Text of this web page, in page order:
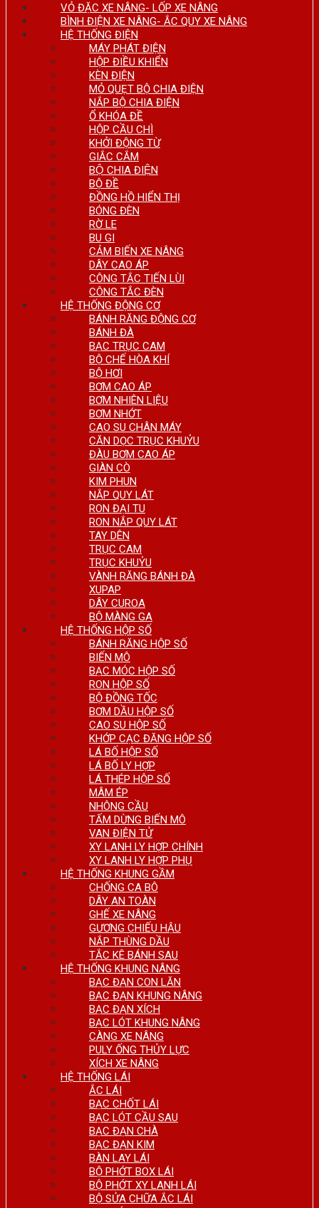
VỎ ĐẶC XE NÂNG- LỐP XE NÂNG
BÌNH ĐIỆN XE NÂNG- ẮC QUY XE NÂNG
HỆ THỐNG ĐIỆN
MÁY PHÁT ĐIỆN
HỘP ĐIỀU KHIỂN
KÈN ĐIỆN
MỎ QUẸT BỘ CHIA ĐIỆN
NẮP BỘ CHIA ĐIỆN
Ổ KHÓA ĐỀ
HỘP CẦU CHÌ
KHỞI ĐỘNG TỪ
GIẮC CẮM
BỘ CHIA ĐIỆN
BỘ ĐỀ
ĐỒNG HỒ HIỂN THỊ
BÓNG ĐÈN
RỜ LE
BU GI
CẢM BIẾN XE NÂNG
DÂY CAO ÁP
CÔNG TẮC TIẾN LÙI
CÔNG TẮC ĐÈN
HỆ THỐNG ĐỘNG CƠ
BÁNH RĂNG ĐỘNG CƠ
BÁNH ĐÀ
BẠC TRỤC CAM
BỘ CHẾ HÒA KHÍ
BỘ HƠI
BƠM CAO ÁP
BƠM NHIÊN LIỆU
BƠM NHỚT
CAO SU CHÂN MÁY
CĂN DỌC TRỤC KHUỶU
ĐÀU BƠM CAO ÁP
GIÀN CÒ
KIM PHUN
NẮP QUY LÁT
RON ĐẠI TU
RON NẮP QUY LÁT
TAY DÊN
TRỤC CAM
TRỤC KHUỶU
VÀNH RĂNG BÁNH ĐÀ
XUPAP
DÂY CUROA
BỘ MÀNG GA
HỆ THỐNG HỘP SỐ
BÁNH RĂNG HỘP SỐ
BIẾN MÔ
BẠC MÓC HỘP SỐ
RON HỘP SỐ
BỘ ĐỒNG TỐC
BƠM DẦU HỘP SỐ
CAO SU HỘP SỐ
KHỚP CẠC ĐĂNG HỘP SỐ
LÁ BỐ HỘP SỐ
LÁ BỐ LY HỢP
LÁ THÉP HỘP SỐ
MÂM ÉP
NHÔNG CẦU
TẤM DỪNG BIẾN MÔ
VAN ĐIỆN TỬ
XY LANH LY HỢP CHÍNH
XY LANH LY HỢP PHỤ
HỆ THỐNG KHUNG GẦM
CHỐNG CA BÔ
DÂY AN TOÀN
GHẾ XE NÂNG
GƯƠNG CHIẾU HẬU
NẮP THÙNG DẦU
TẮC KÊ BÁNH SAU
HỆ THỐNG KHUNG NÂNG
BẠC ĐẠN CON LĂN
BẠC ĐẠN KHUNG NÂNG
BẠC ĐẠN XÍCH
BẠC LÓT KHUNG NÂNG
CÀNG XE NÂNG
PULY ỐNG THỦY LỰC
XÍCH XE NÂNG
HỆ THỐNG LÁI
ẮC LÁI
BẠC CHỐT LÁI
BẠC LÓT CẦU SAU
BẠC ĐẠN CHÀ
BẠC ĐẠN KIM
BÀN LAY LÁI
BỘ PHỚT BOX LÁI
BỘ PHỚT XY LANH LÁI
BỘ SỬA CHỮA ẮC LÁI